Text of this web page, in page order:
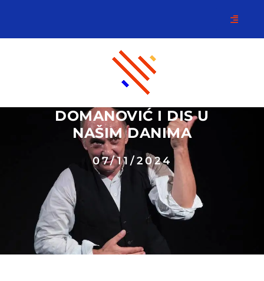
DOMANOVIĆ I DIS U
NAŠIM DANIMA
07/11/2024